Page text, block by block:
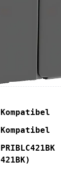
Kompatibel
Kompatibel
PRIBLC421BK
421BK)